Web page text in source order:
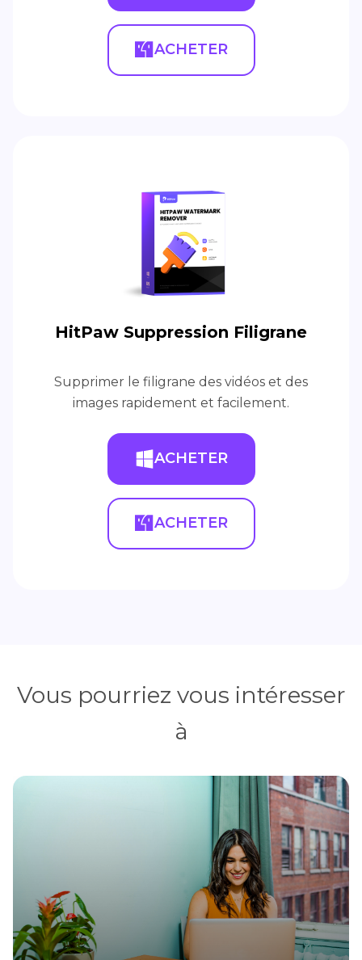
ACHETER
HitPaw Suppression Filigrane
Supprimer le filigrane des vidéos et des
images rapidement et facilement.
ACHETER
ACHETER
Vous pourriez vous intéresser
à